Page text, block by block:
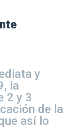
y
la
2 y 3
de la
así lo